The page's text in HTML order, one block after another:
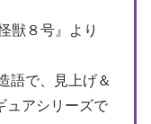
獣８号』より
語で、見上げ＆
ュアシリーズで